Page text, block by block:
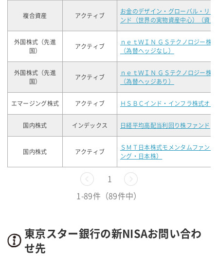
複合資産 アクティブ
お金のデザイン・グローバル・リ
ンド（世界の実物資産中心）（資産
外国株式（先進
国）
アクティブ
ｎｅｔＷＩＮ ＧＳテクノロジー株
（為替ヘッジなし）
外国株式（先進
国）
アクティブ
ｎｅｔＷＩＮ ＧＳテクノロジー株
（為替ヘッジあり）
エマージング株式 アクティブ ＨＳＢＣインド・インフラ株式オー
国内株式 インデックス 日経平均高配当利回り株ファンド
国内株式 アクティブ
ＳＭＴ日本株式モメンタムファン
ング・日本株）
前へ1次へ
1-89件（89件中）
東京スター銀行の新NISAお問い合わ
せ先